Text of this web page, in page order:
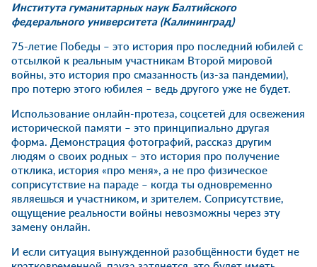
Института гуманитарных наук Балтийского
федерального университета (Калининград)
75-летие Победы – это история про последний юбилей с
отсылкой к реальным участникам Второй мировой
войны, это история про смазанность (из-за пандемии),
про потерю этого юбилея – ведь другого уже не будет.
Использование онлайн-протеза, соцсетей для освежения
исторической памяти – это принципиально другая
форма. Демонстрация фотографий, рассказ другим
людям о своих родных – это история про получение
отклика, история «про меня», а не про физическое
соприсутствие на параде – когда ты одновременно
являешься и участником, и зрителем. Соприсутствие,
ощущение реальности войны невозможны через эту
замену онлайн.
И если ситуация вынужденной разобщённости будет не